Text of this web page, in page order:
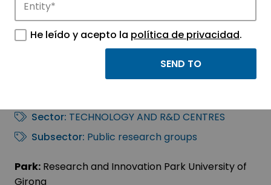
Computer Vision and
Robotics
Sector: TECHNOLOGY AND R&D CENTRES
Subsector: Public research groups
Park: Research and Innovation Park University of
Girona
He leído y acepto la política de privacidad.